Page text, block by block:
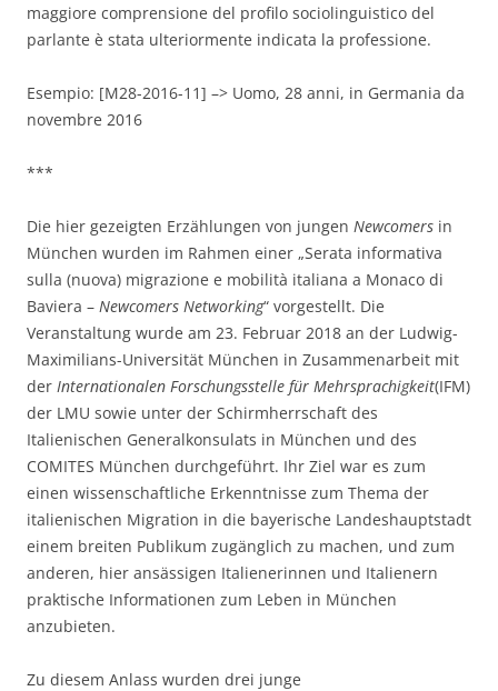
maggiore comprensione del profilo sociolinguistico del
parlante è stata ulteriormente indicata la professione.
Esempio: [M28-2016-11] –> Uomo, 28 anni, in Germania da
novembre 2016
***
Die hier gezeigten Erzählungen von jungen Newcomers in
München wurden im Rahmen einer „Serata informativa
sulla (nuova) migrazione e mobilità italiana a Monaco di
Baviera – Newcomers Networking“ vorgestellt. Die
Veranstaltung wurde am 23. Februar 2018 an der Ludwig-
Maximilians-Universität München in Zusammenarbeit mit
der Internationalen Forschungsstelle für Mehrsprachigkeit(IFM)
der LMU sowie unter der Schirmherrschaft des
Italienischen Generalkonsulats in München und des
COMITES München durchgeführt. Ihr Ziel war es zum
einen wissenschaftliche Erkenntnisse zum Thema der
italienischen Migration in die bayerische Landeshauptstadt
einem breiten Publikum zugänglich zu machen, und zum
anderen, hier ansässigen Italienerinnen und Italienern
praktische Informationen zum Leben in München
anzubieten.
Zu diesem Anlass wurden drei junge